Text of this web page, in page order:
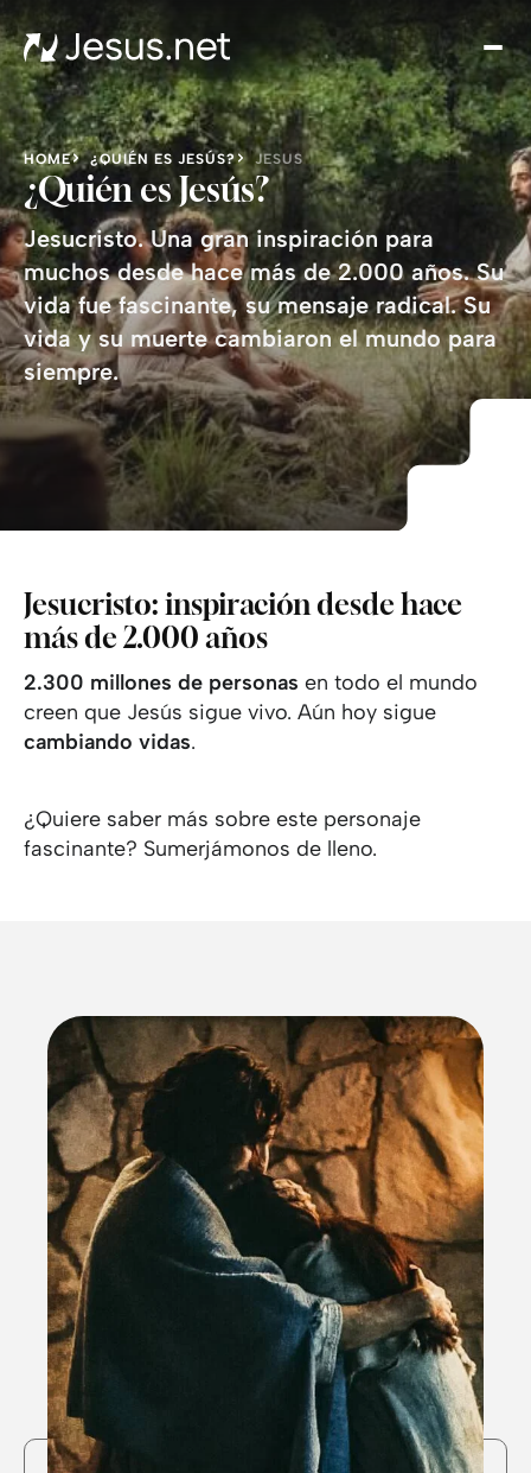
y
en
HOME ¿QUIÉN ES JESÚS? JESUS
¿Quién es Jesús?
Jesucristo. Una gran inspiración para
muchos desde hace más de 2.000 años. Su
vida fue fascinante, su mensaje radical. Su
vida y su muerte cambiaron el mundo para
siempre.
Jesucristo: inspiración desde hace
más de 2.000 años
2.300 millones de personas en todo el mundo
creen que Jesús sigue vivo. Aún hoy sigue
cambiando vidas.
¿Quiere saber más sobre este personaje
fascinante? Sumerjámonos de lleno.